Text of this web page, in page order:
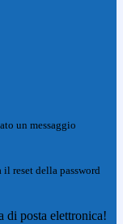
un messaggio
reset della password
di posta elettronica!